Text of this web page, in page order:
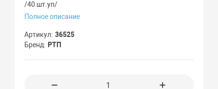
/40 шт.уп/
Полное описание
Артикул 36525
Бренд
РТП